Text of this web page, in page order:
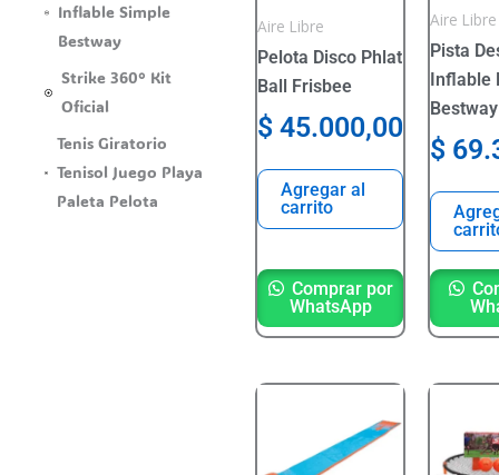
Inflable Simple
Bestway
Strike 360° Kit
Oficial
Tenis Giratorio
Tenisol Juego Playa
Paleta Pelota
Aire Libre
Pelota Disco Phlat
Ball Frisbee
$ 45.000,00
Agregar al
carrito
Comprar por
WhatsApp
Aire Libre
Pista
Inflable
Bestway
$